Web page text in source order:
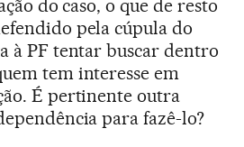
do caso, o que de resto
pela cúpula do
à PF tentar buscar dentro
tem interesse em
É pertinente outra
para fazê-lo?